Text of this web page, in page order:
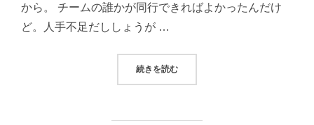
から。 チームの誰かが同行できればよかったんだけ
ど。人手不足だししょうが …
続きを読む“TWITTER小説 その４５５”